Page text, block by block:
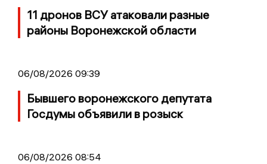
11 дронов ВСУ атаковали разные
районы Воронежской области
06/08/2026 09:39
Бывшего воронежского депутата
Госдумы объявили в розыск
06/08/2026 08:54